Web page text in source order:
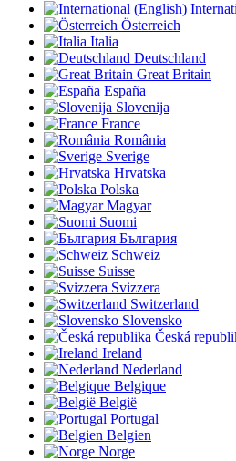
Österreich
Italia
Deutschland
Great Britain
España
Slovenija
France
România
Sverige
Hrvatska
Polska
Magyar
Suomi
България
Schweiz
Suisse
Svizzera
Switzerland
Slovensko
Česká
Ireland
Nederland
Belgique
België
Portugal
Belgien
Norge